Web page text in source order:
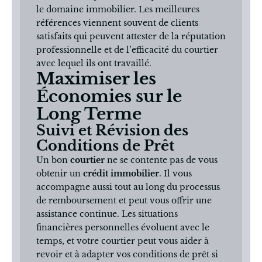
le domaine immobilier. Les meilleures
références viennent souvent de clients
satisfaits qui peuvent attester de la réputation
professionnelle et de l’efficacité du courtier
avec lequel ils ont travaillé.
Maximiser les
Économies sur le
Long Terme
Suivi et Révision des
Conditions de Prêt
Un bon courtier ne se contente pas de vous
obtenir un crédit immobilier. Il vous
accompagne aussi tout au long du processus
de remboursement et peut vous offrir une
assistance continue. Les situations
financières personnelles évoluent avec le
temps, et votre courtier peut vous aider à
revoir et à adapter vos conditions de prêt si